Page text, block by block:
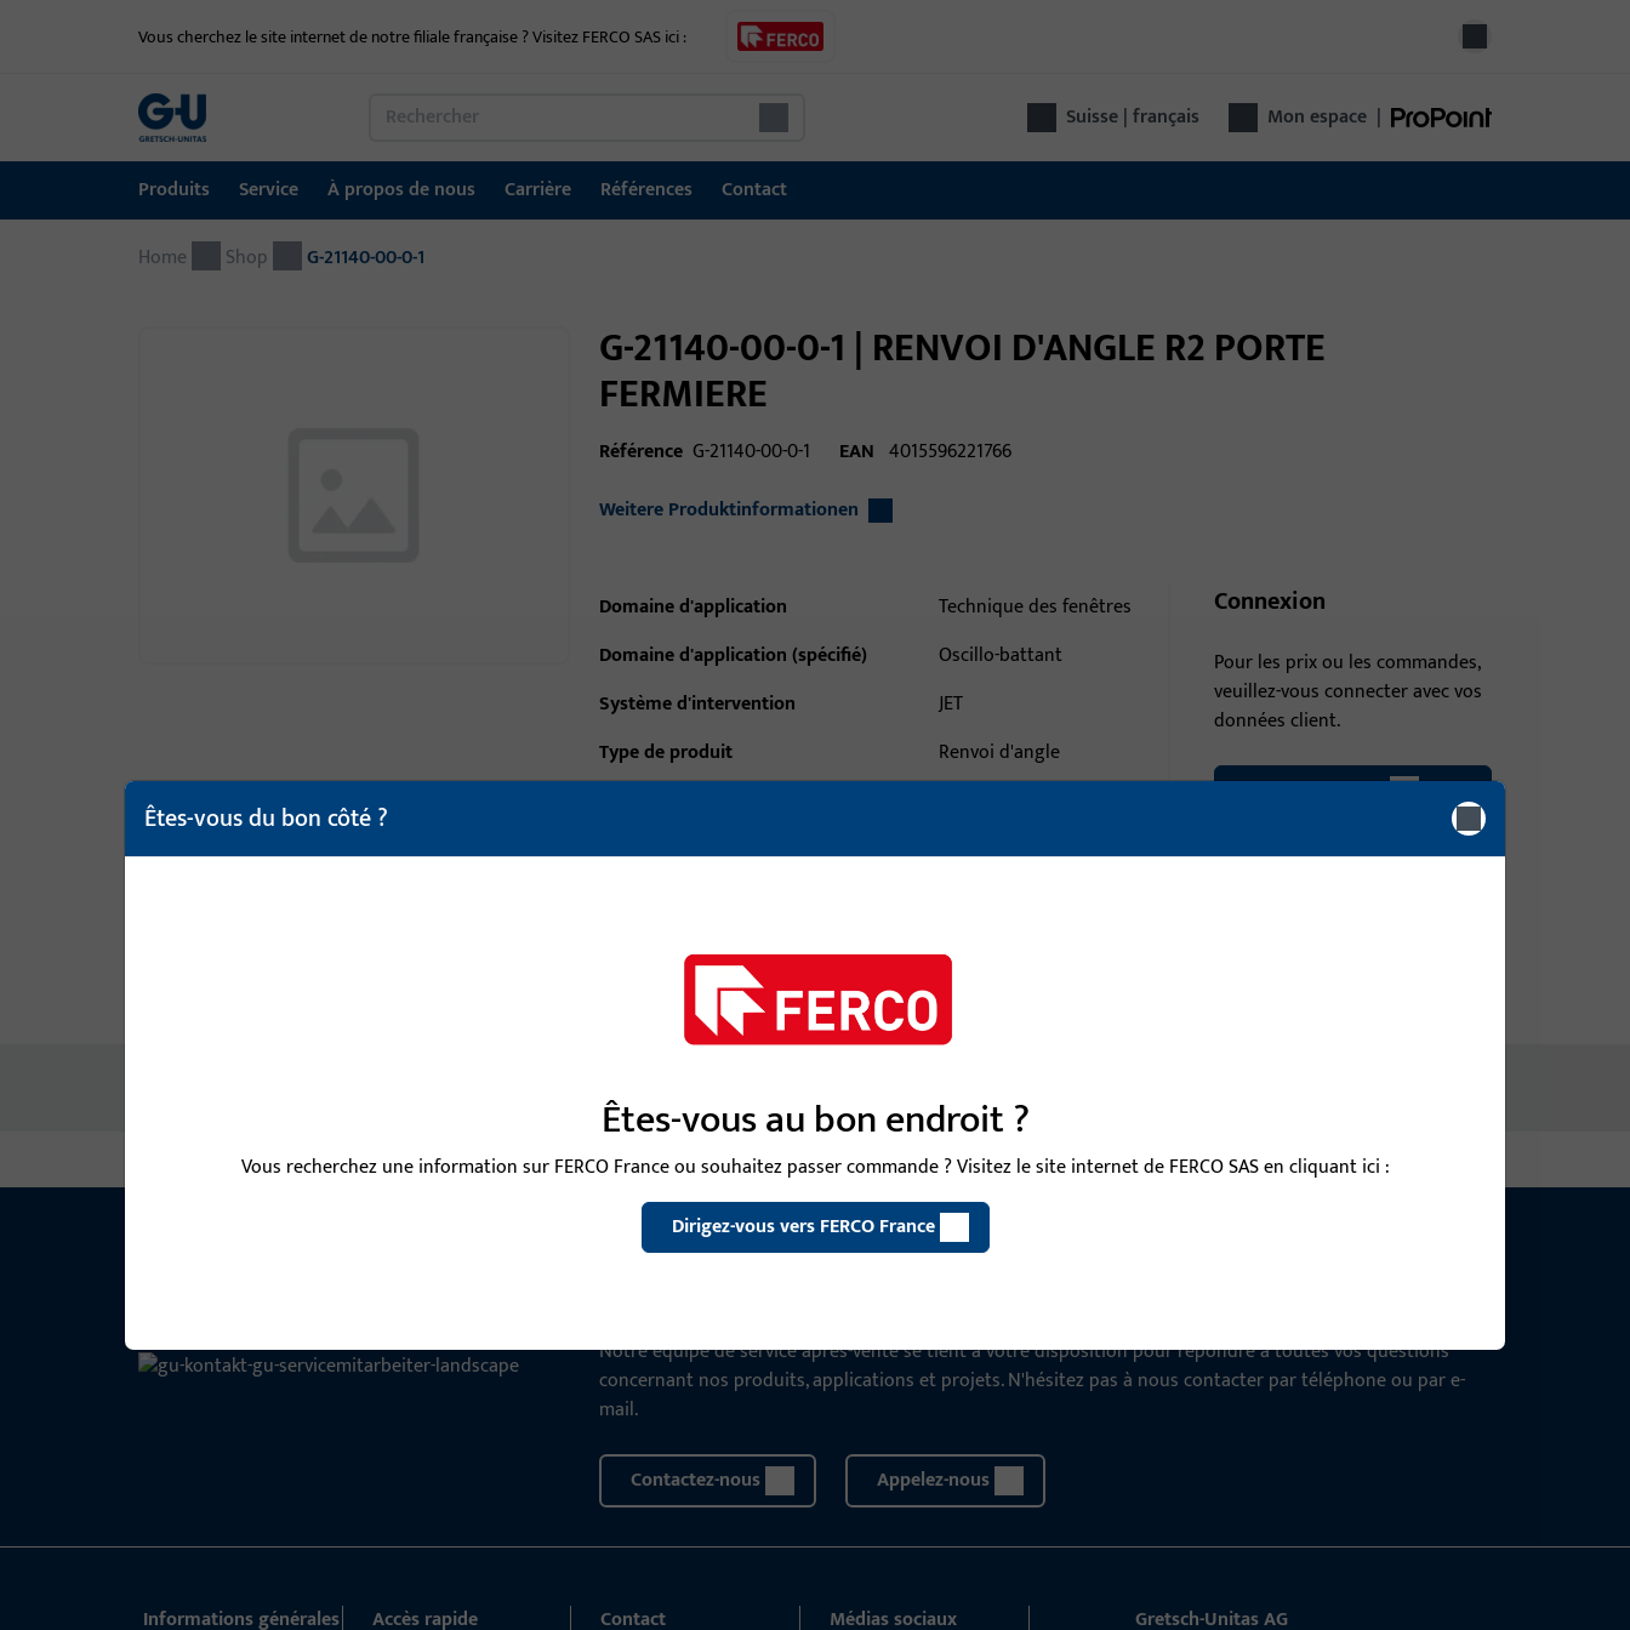
Vous cherchez le site internet de notre filiale française ? Visitez FERCO SAS ici :
Suisse | français Mon espace |
Produits
Produits
Service
Service
À propos de nous
À propos de nous
Carrière
Carrière
Références
Références
Contact
Contact
Home Shop G-21140-00-0-1
G-21140-00-0-1 | RENVOI D'ANGLE R2 PORTE
FERMIERE
Référence G-21140-00-0-1 EAN 4015596221766
Weitere Produktinformationen
Domaine d'application
Technique des fenêtres
Domaine d'application (spécifié)
Oscillo-battant
Système d'intervention
JET
Type de produit
Renvoi d'angle
Poids brut
0,374 KG
Unité minimale de commande
1 PCE
Connexion
Pour les prix ou les commandes,
veuillez-vous connecter avec vos
données client.
Connexion
Téléchargements
CONTACT
Notre équipe de service après-vente se tient à votre disposition pour répondre à toutes vos questions
concernant nos produits, applications et projets. N'hésitez pas à nous contacter par téléphone ou par e-
mail.
Contactez-nous Appelez-nous
Êtes-vous du bon côté ?
Êtes-vous au bon endroit ?
Vous recherchez une information sur FERCO France ou souhaitez passer commande ? Visitez le site internet de FERCO SAS en cliquant ici :
Dirigez-vous vers FERCO France
Informations générales Accès rapide Contact Médias sociaux Gretsch-Unitas AG